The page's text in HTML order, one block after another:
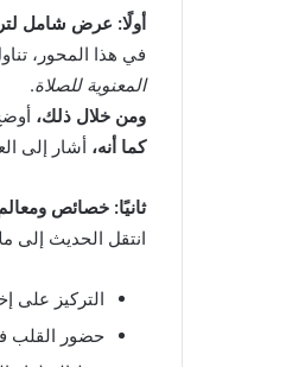
أولًا: عرض شامل
في هذا المحور،
المعنوية للصلاة.
ومن خلال ذلك،
كما أنه، أشار إلى
ثانيًا: خصائص
انتقل الحديث إلى
التركيز على
حضور القلب